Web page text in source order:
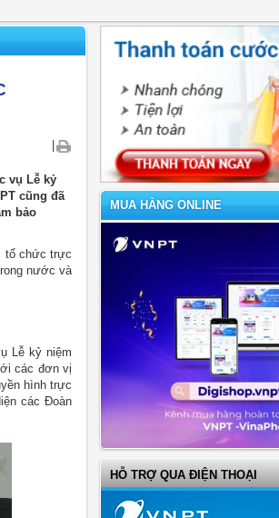
vụ Lễ kỷ
cũng đã
bảo
tổ chức trực
nước và
Lễ kỷ niệm
các đơn vị
hình trực
các Đoàn
MUA HÀNG ONLINE
HỖ TRỢ QUA ĐIỆN THOẠI